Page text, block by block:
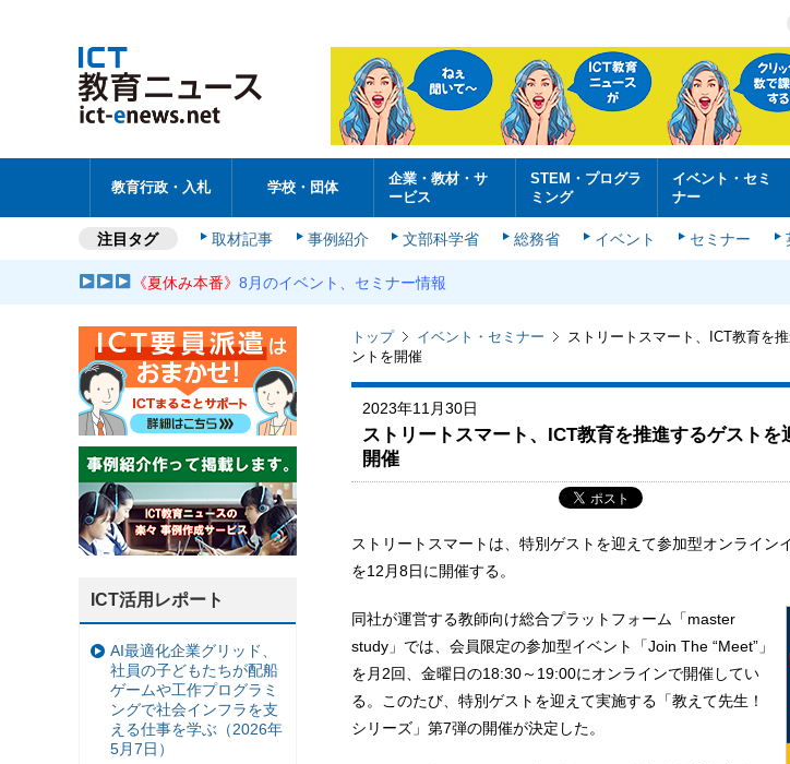
教育行政・入札 学校・団体
企業・教材・サ
ービス
STEM・プログラ
ミング
イベント・セミ
ナー
注目タグ 取材記事 事例紹介 文部科学省 総務省 イベント セミナー
《夏休み本番》8月のイベント、セミナー情報
トップ イベント・セミナー
ストリートスマート、ICT教育を
ントを開催
2023年11月30日
ストリートスマート、ICT教育を推進するゲスト
開催
ストリートスマートは、特別ゲストを迎えて参加型オンライン
を12月8日に開催する。
同社が運営する教師向け総合プラットフォーム「master
study」では、会員限定の参加型イベント「Join The “Meet”」
を月2回、金曜日の18:30～19:00にオンラインで開催してい
る。このたび、特別ゲストを迎えて実施する「教えて先生！
シリーズ」第7弾の開催が決定した。
ICT活用レポート
AI最適化企業グリッド、
社員の子どもたちが配船
ゲームや工作プログラミ
ングで社会インフラを支
える仕事を学ぶ（2026年
5月7日）